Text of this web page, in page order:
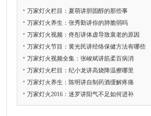
万家灯火栏目：夏萌讲胆固醇的那些事
万家灯火养生：张秀勤讲你的肺脆弱吗
万家灯火视频：佟彤讲体虚导致衰老的原因
万家灯火节目：黄光民讲经络保健方法有哪些
万家灯火视频全集：张峻斌讲筋柔百病消
万家灯火栏目：纪小龙讲高烧降温擦哪里
万家灯火养生：陈明讲自制药酒缓解疼痛
万家灯火2016：迷罗讲阳气不足如何进补